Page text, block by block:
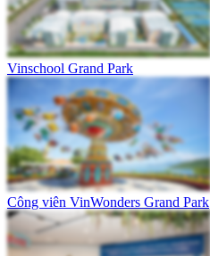
Vinschool Grand Park
Công viên VinWonders Grand Park